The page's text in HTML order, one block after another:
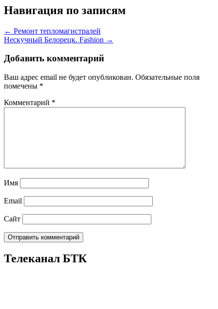
Навигация по записям
← Ремонт тепломагистралей
Нескучный Белорецк. Fashion →
Добавить комментарий
Ваш адрес email не будет опубликован. Обязательные поля
помечены *
Комментарий *
Имя
Email
Сайт
Телеканал БТК